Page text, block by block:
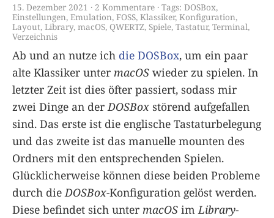
15. Dezember 2021 2 Kommentare Tags: DOSBox,
Einstellungen, Emulation, FOSS, Klassiker, Konfiguration,
Layout, Library, macOS, QWERTZ, Spiele, Tastatur, Terminal,
Verzeichnis
Ab und an nutze ich die DOSBox, um ein paar
alte Klassiker unter macOS wieder zu spielen. In
letzter Zeit ist dies öfter passiert, sodass mir
zwei Dinge an der DOSBox störend aufgefallen
sind. Das erste ist die englische Tastaturbelegung
und das zweite ist das manuelle mounten des
Ordners mit den entsprechenden Spielen.
Glücklicherweise können diese beiden Probleme
durch die DOSBox-Konfiguration gelöst werden.
Diese befindet sich unter macOS im Library-